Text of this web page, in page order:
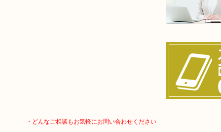
・どんなご相談もお気軽にお問い合わせください